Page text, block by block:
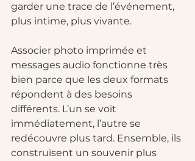
garder une trace de l’événement,
plus intime, plus vivante.
Associer photo imprimée et
messages audio fonctionne très
bien parce que les deux formats
répondent à des besoins
différents. L’un se voit
immédiatement, l’autre se
redécouvre plus tard. Ensemble, ils
construisent un souvenir plus